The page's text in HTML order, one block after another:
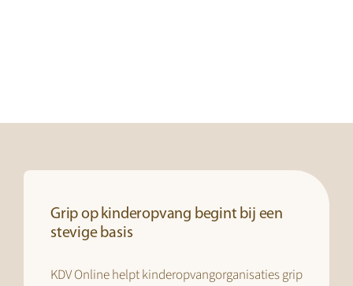
Grip op kinderopvang begint bij een
stevige basis
KDV Online helpt kinderopvangorganisaties grip